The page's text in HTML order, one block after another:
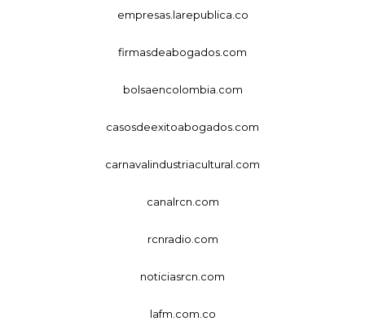
empresas.larepublica.co
firmasdeabogados.com
bolsaencolombia.com
casosdeexitoabogados.com
carnavalindustriacultural.com
canalrcn.com
rcnradio.com
noticiasrcn.com
lafm.com.co